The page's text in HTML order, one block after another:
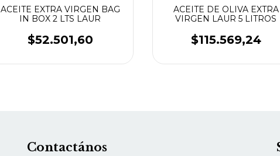
ACEITE EXTRA VIRGEN BAG
IN BOX 2 LTS LAUR
$52.501,60
ACEITE DE OLIVA EXTRA
VIRGEN LAUR 5 LITROS
$115.569,24
Contactános